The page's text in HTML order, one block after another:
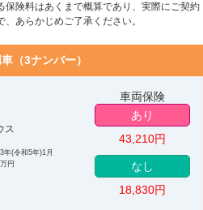
険料はあくまで概算であり、実際にご契約
あらかじめご了承ください。
（3ナンバー）
ス
年(令和5年)1月
円
車両保険
あり
43,210円
なし
18,830円